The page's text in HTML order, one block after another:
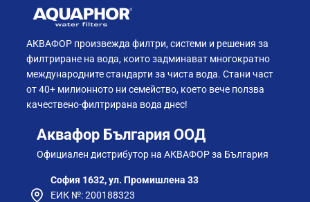
АКВАФОР произвежда филтри, системи и решения за
филтриране на вода, които задминават многократно
международните стандарти за чиста вода. Стани част
от 40+ милионното ни семейство, което вече ползва
качествено-филтрирана вода днес!
Аквафор България ООД
Официален дистрибутор на АКВАФОР за България
София 1632, ул. Промишлена 33
ЕИК №: 200188323